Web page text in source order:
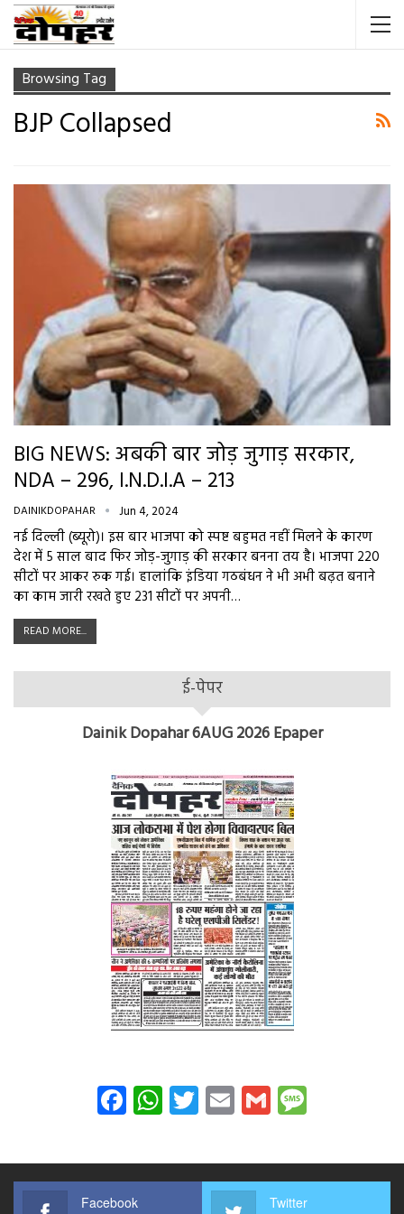
Browsing Tag
BJP Collapsed
BIG NEWS: अबकी बार जोड़ जुगाड़ सरकार,
NDA – 296, I.N.D.I.A – 213
DAINIKDOPAHAR Jun 4, 2024
नई दिल्ली (ब्यूरो)। इस बार भाजपा को स्पष्ट बहुमत नहीं मिलने के कारण
देश में 5 साल बाद फिर जोड़-जुगाड़ की सरकार बनना तय है। भाजपा 220
सीटों पर आकर रुक गई। हालांकि इंडिया गठबंधन ने भी अभी बढ़त बनाने
का काम जारी रखते हुए 231 सीटों पर अपनी…
READ MORE...
ई-पेपर
Dainik Dopahar 6AUG 2026 Epaper
Facebook
WhatsApp
Twitter
EmailGmail
Facebook Twitter